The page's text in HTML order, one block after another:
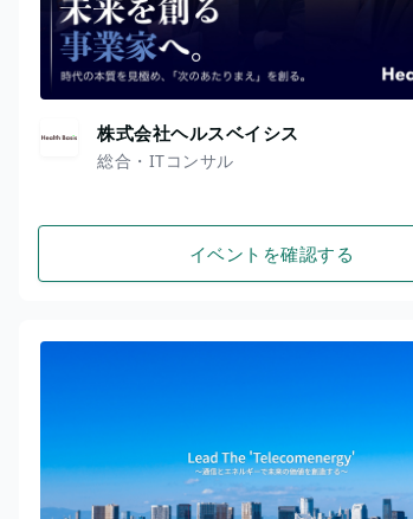
株式会社ヘルスベイシス
総合・ITコンサル
イベントを確認する